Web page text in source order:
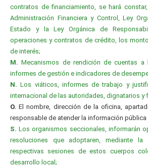
contratos de financiamiento, se hará
Administración Financiera y Control, Ley
Estado y la Ley Orgánica de
operaciones y contratos de crédito, los
de interés;
M. Mecanismos de rendición de cuentas
informes de gestión e indicadores de
N. Los viáticos, informes de trabajo y
internacional de las autoridades, dignatarios
O. El nombre, dirección de la oficina,
responsable de atender la información pública
S. Los organismos seccionales, informarán
resoluciones que adoptaren, mediante
respectivas sesiones de estos cuerpos
desarrollo local;